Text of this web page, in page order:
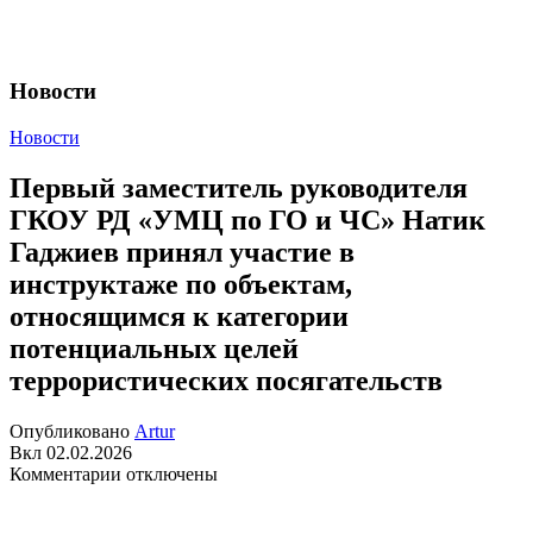
Новости
Новости
Первый заместитель руководителя
ГКОУ РД «УМЦ по ГО и ЧС» Натик
Гаджиев принял участие в
инструктаже по объектам,
относящимся к категории
потенциальных целей
террористических посягательств
Опубликовано Artur
Вкл 02.02.2026
Комментарии котключены